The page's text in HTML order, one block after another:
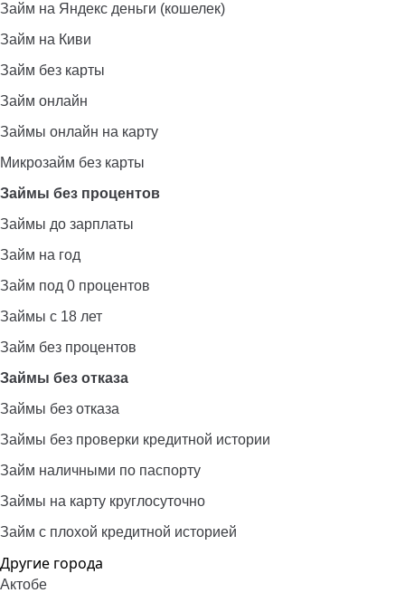
Займ на Яндекс деньги (кошелек)
Займ на Киви
Займ без карты
Займ онлайн
Займы онлайн на карту
Микрозайм без карты
Займы без процентов
Займы до зарплаты
Займ на год
Займ под 0 процентов
Займы с 18 лет
Займ без процентов
Займы без отказа
Займы без отказа
Займы без проверки кредитной истории
Займ наличными по паспорту
Займы на карту круглосуточно
Займ с плохой кредитной историей
Другие города
Актобе